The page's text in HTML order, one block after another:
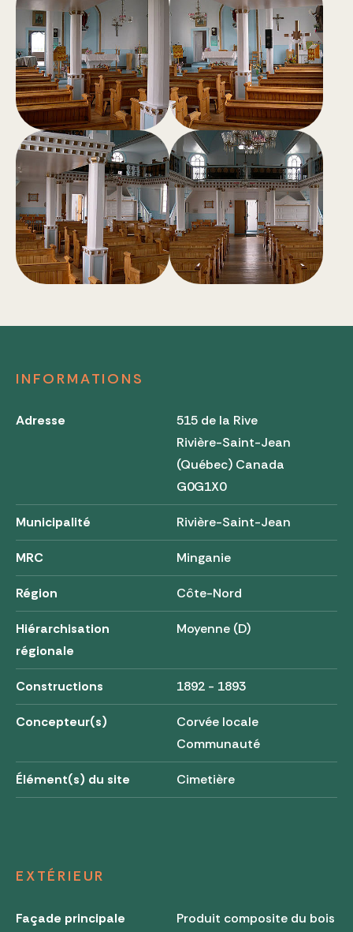
INFORMATIONS
Adresse
515 de la Rive
Rivière-Saint-Jean
(Québec) Canada
G0G1X0
Municipalité Rivière-Saint-Jean
MRC Minganie
Région Côte-Nord
Hiérarchisation
régionale
Moyenne (D)
Constructions 1892 - 1893
Concepteur(s)
Corvée locale
Communauté
Élément(s) du site Cimetière
EXTÉRIEUR
Façade principale Produit composite du bois